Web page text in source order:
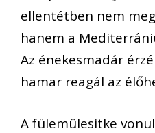
ellentétben nem
hanem a
Az énekesmadár
hamar reagál az
A fülemülesitke